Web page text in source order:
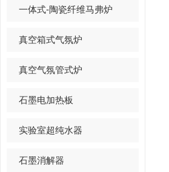
一体式-陶瓷纤维马弗炉
真空箱式气氛炉
真空气氛管式炉
石墨电加热板
实验室超纯水器
石墨消解器